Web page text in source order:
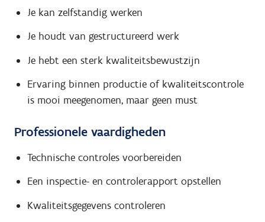
Je kan zelfstandig werken
Je houdt van gestructureerd werk
Je hebt een sterk kwaliteitsbewustzijn
Ervaring binnen productie of kwaliteitscontrole
is mooi meegenomen, maar geen must
Professionele vaardigheden
Technische controles voorbereiden
Een inspectie- en controlerapport opstellen
Kwaliteitsgegevens controleren